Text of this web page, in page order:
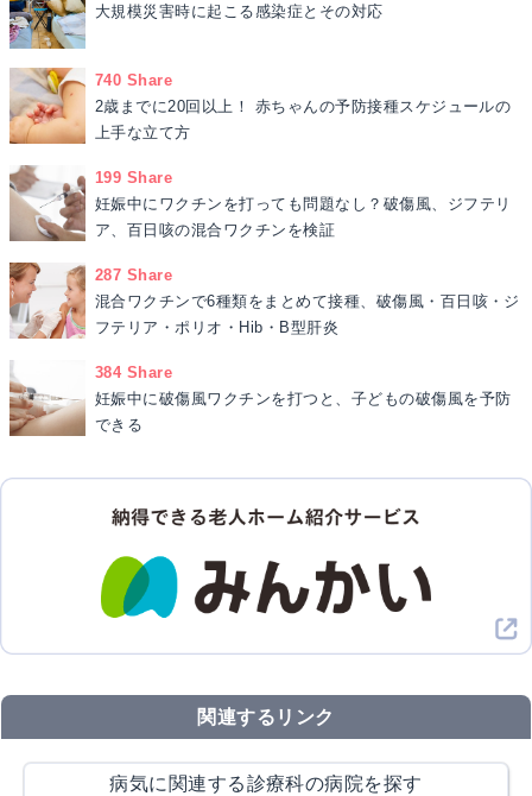
大規模災害時に起こる感染症とその対応
740 Share
2歳までに20回以上！ 赤ちゃんの予防接種スケジュールの
上手な立て方
199 Share
妊娠中にワクチンを打っても問題なし？破傷風、ジフテリ
ア、百日咳の混合ワクチンを検証
287 Share
混合ワクチンで6種類をまとめて接種、破傷風・百日咳・ジ
フテリア・ポリオ・Hib・B型肝炎
384 Share
妊娠中に破傷風ワクチンを打つと、子どもの破傷風を予防
できる
関連するリンク
病気に関連する診療科の病院を探す